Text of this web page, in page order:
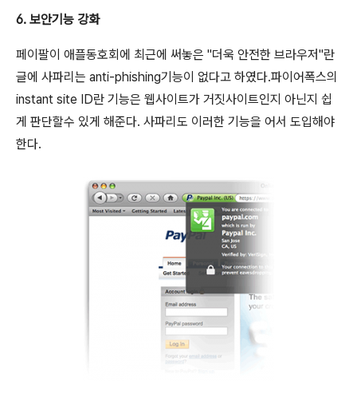
6. 보안기능 강화
페이팔이 애플동호회에 최근에 써놓은 "더욱 안전한 브라우저"란
글에 사파리는 anti-phishing기능이 없다고 하였다.파이어폭스의
instant site ID란 기능은 웹사이트가 거짓사이트인지 아닌지 쉽
게 판단할수 있게 해준다. 사파리도 이러한 기능을 어서 도입해야
한다.